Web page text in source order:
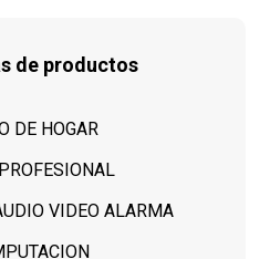
de productos
DE HOGAR
VIDEO ALARMA